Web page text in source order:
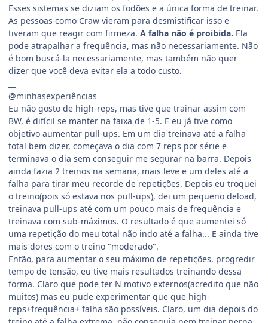
Esses sistemas se diziam os fodões e a única forma de treinar.
As pessoas como Craw vieram para desmistificar isso e
tiveram que reagir com firmeza. A falha não é proibida. Ela
pode atrapalhar a frequência, mas não necessariamente. Não
é bom buscá-la necessariamente, mas também não quer
dizer que você deva evitar ela a todo custo.
@minhasexperiências
Eu não gosto de high-reps, mas tive que trainar assim com
BW, é difícil se manter na faixa de 1-5. E eu já tive como
objetivo aumentar pull-ups. Em um dia treinava até a falha
total bem dizer, começava o dia com 7 reps por série e
terminava o dia sem conseguir me segurar na barra. Depois
ainda fazia 2 treinos na semana, mais leve e um deles até a
falha para tirar meu recorde de repetições. Depois eu troquei
o treino(pois só estava nos pull-ups), dei um pequeno deload,
treinava pull-ups até com um pouco mais de frequência e
treinava com sub-máximos. O resultado é que aumentei só
uma repetição do meu total não indo até a falha... E ainda tive
mais dores com o treino "moderado".
Então, para aumentar o seu máximo de repetições, progredir
tempo de tensão, eu tive mais resultados treinando dessa
forma. Claro que pode ter N motivo externos(acredito que não
muitos) mas eu pude experimentar que que high-
reps+frequência+ falha são possíveis. Claro, um dia depois do